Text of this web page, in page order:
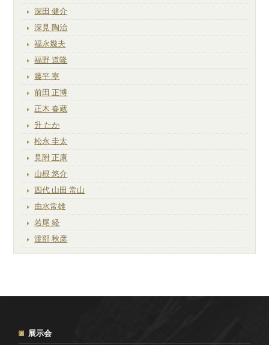
深田 健介
深見 陶治
福永幾夫
福野 道隆
藤平 寧
前田 正博
正木 春蔵
升 たか
松永 圭太
見附 正康
山根 悠介
四代 山田 常山
由水常雄
若尾 経
渡部 秋彦
展示会